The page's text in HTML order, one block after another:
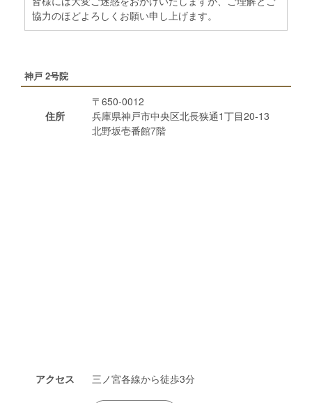
協力のほどよろしくお願い申し上げます。
神戸 2号院
住所
〒650-0012
兵庫県神戸市中央区北長狭通1丁目20-13
北野坂壱番館7階
アクセス 三ノ宮各線から徒歩3分